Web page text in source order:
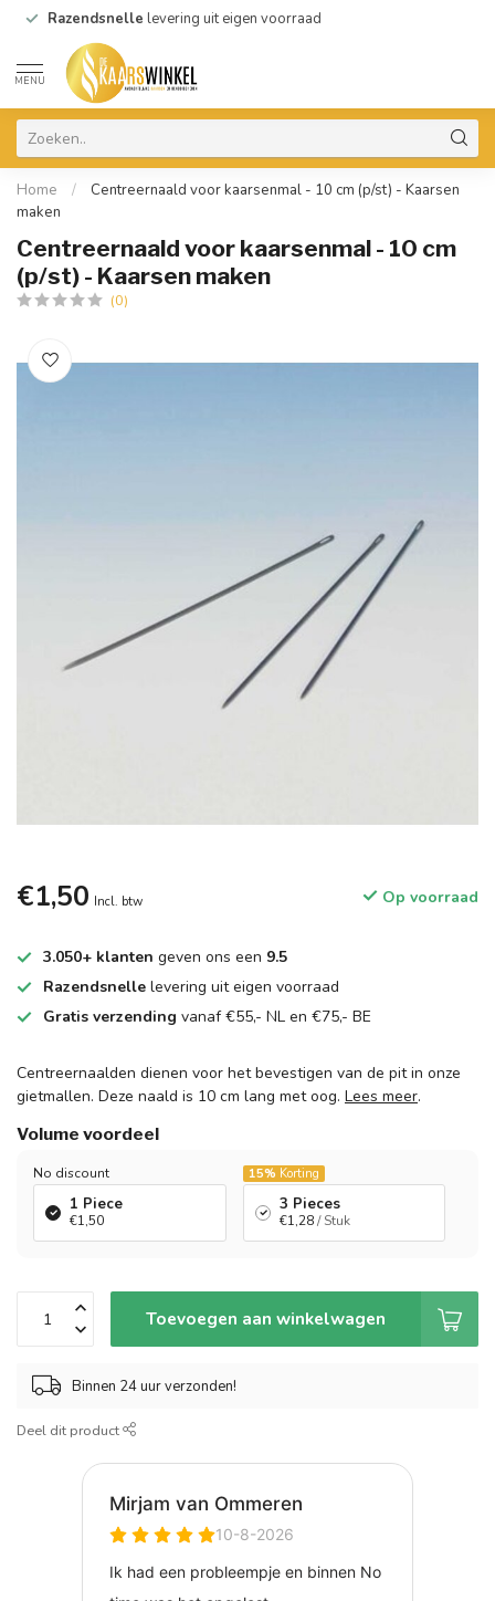
Razendsnelle levering uit eigen voorraad
MENU
Home /
Centreernaald voor kaarsenmal - 10 cm (p/st) - Kaarsen
maken
Centreernaald voor kaarsenmal - 10 cm
(p/st) - Kaarsen maken
(0)
€1,50 Incl. btw Op voorraad
3.050+ klanten geven ons een 9.5
Razendsnelle levering uit eigen voorraad
Gratis verzending vanaf €55,- NL en €75,- BE
Centreernaalden dienen voor het bevestigen van de pit in onze
gietmallen. Deze naald is 10 cm lang met oog. Lees meer.
Volume voordeel
No discount
1 Piece
€1,50
15% Korting
3 Pieces
€1,28/ Stuk
Toevoegen aan winkelwagen
Binnen 24 uur verzonden!
Deel dit product